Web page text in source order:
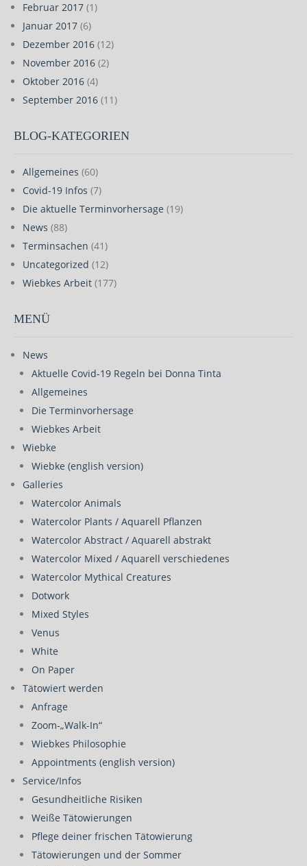
Februar 2017 (1)
Januar 2017 (6)
Dezember 2016 (12)
November 2016 (2)
Oktober 2016 (4)
September 2016 (11)
BLOG-KATEGORIEN
Allgemeines (60)
Covid-19 Infos (7)
Die aktuelle Terminvorhersage (19)
News (88)
Terminsachen (41)
Uncategorized (12)
Wiebkes Arbeit (177)
MENÜ
News
Aktuelle Covid-19 Regeln bei Donna Tinta
Allgemeines
Die Terminvorhersage
Wiebkes Arbeit
Wiebke
Wiebke (english version)
Galleries
Watercolor Animals
Watercolor Plants / Aquarell Pflanzen
Watercolor Abstract / Aquarell abstrakt
Watercolor Mixed / Aquarell verschiedenes
Watercolor Mythical Creatures
Dotwork
Mixed Styles
Venus
White
On Paper
Tätowiert werden
Anfrage
Zoom-„Walk-In“
Wiebkes Philosophie
Appointments (english version)
Service/Infos
Gesundheitliche Risiken
Weiße Tätowierungen
Pflege deiner frischen Tätowierung
Tätowierungen und der Sommer